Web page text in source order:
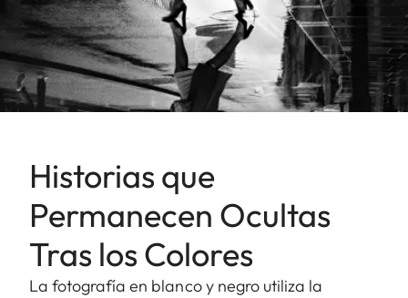
Historias que
Permanecen Ocultas
Tras los Colores
La fotografía en blanco y negro utiliza la